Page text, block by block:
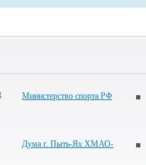
Министерство спорта РФ
Дума г. Пыть-Ях ХМАО-